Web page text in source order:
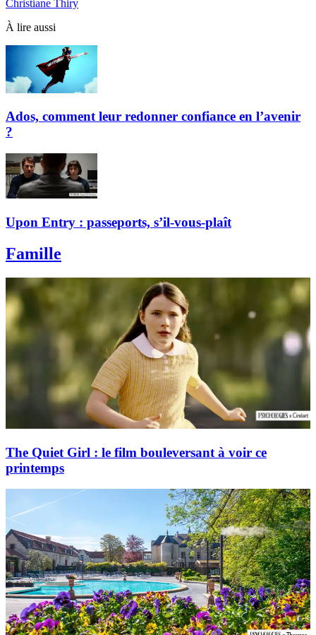
Christiane Thiry
À lire aussi
Ados, comment leur redonner confiance en l’avenir
?
Upon Entry : passeports, s’il-vous-plaît
Famille
The Quiet Girl : le film bouleversant à voir ce
printemps